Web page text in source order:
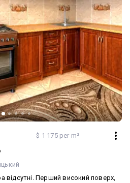
$ 1 175 per m²
відсутні. Перший високий поверх,